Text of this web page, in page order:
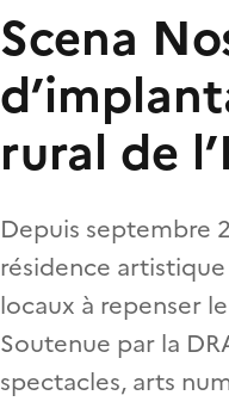
Scena
rural de
Depuis septembre
résidence
locaux à repenser
Soutenue par la
spectacles, arts